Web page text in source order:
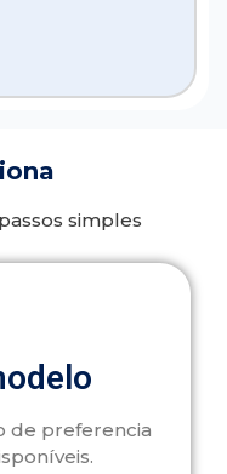
simples
de preferencia